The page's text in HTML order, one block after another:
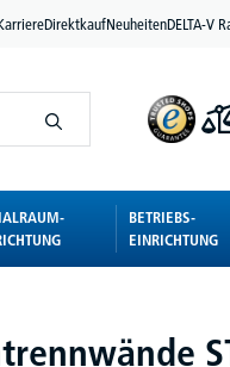
DirektkaufNeuheitenDELTA-V
BETRIEBS-
EINRICHTUNG